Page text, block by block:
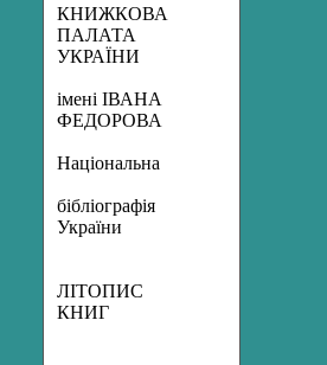
КНИЖКОВА
ПАЛАТА
УКРАЇНИ
імені ІВАНА
ФЕДОРОВА
Національна
бібліографія
України
ЛІТОПИС
КНИГ